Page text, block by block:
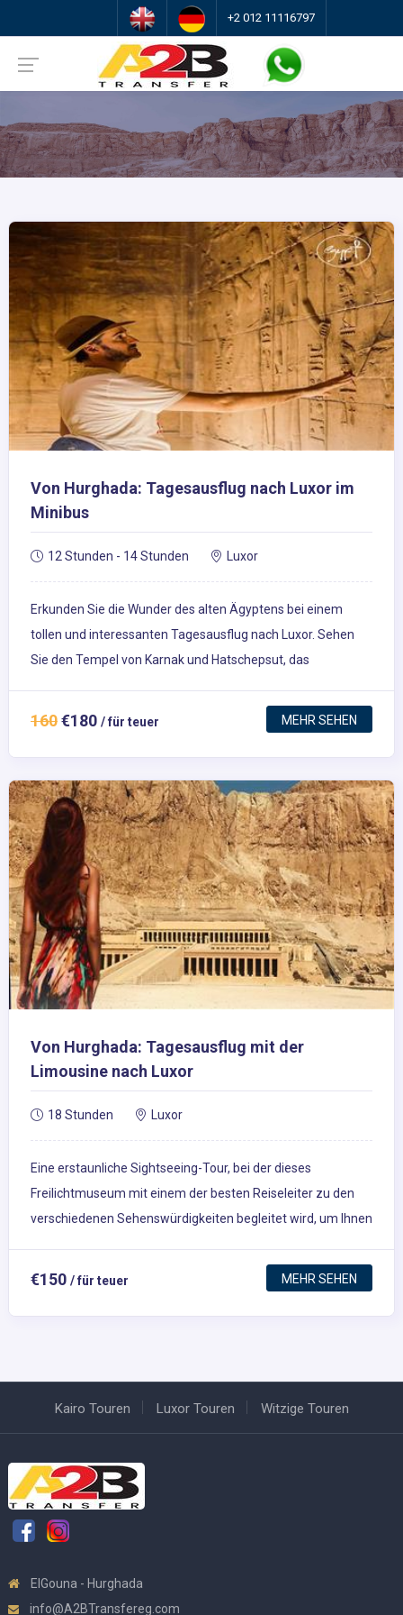
+2 012 11116797
Von Hurghada: Tagesausflug nach Luxor im
Minibus
12 Stunden - 14 Stunden Luxor
Erkunden Sie die Wunder des alten Ägyptens bei einem
tollen und interessanten Tagesausflug nach Luxor. Sehen
Sie den Tempel von Karnak und Hatschepsut, das
160€180 / für teuer MEHR SEHEN
Von Hurghada: Tagesausflug mit der
Limousine nach Luxor
18 Stunden Luxor
Eine erstaunliche Sightseeing-Tour, bei der dieses
Freilichtmuseum mit einem der besten Reiseleiter zu den
verschiedenen Sehenswürdigkeiten begleitet wird, um Ihnen
Ägyptens zu bieten hat. Unsere Firma ist eine der größten in
Hurghada mit erstaunlichem Kundenfeedback auf dieser
Reise, also würden wir uns freuen, wenn Sie sich uns
From-Hurghada/d826-126318P5?mcid=56757
€150 / für teuer MEHR SEHEN
Kairo Touren Luxor Touren Witzige Touren
ElGouna - Hurghada
info@A2BTransfereg.com